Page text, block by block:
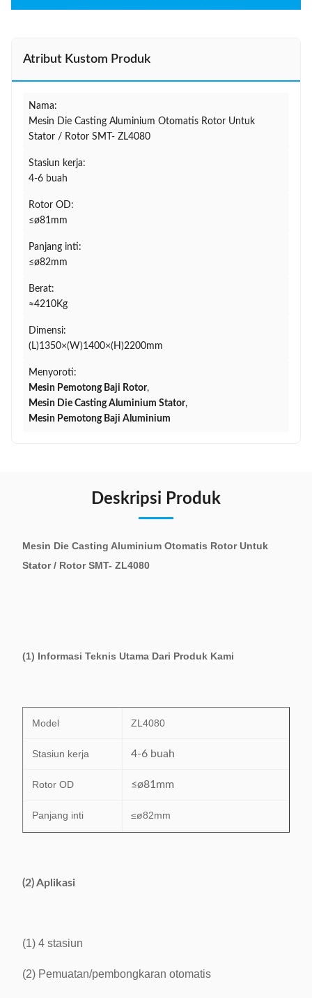
Atribut Kustom Produk
Nama:
Mesin Die Casting Aluminium Otomatis Rotor Untuk
Stator / Rotor SMT- ZL4080
Stasiun kerja:
4-6 buah
Rotor OD:
≤ø81mm
Panjang inti:
≤ø82mm
Berat:
≈4210Kg
Dimensi:
(L)1350×(W)1400×(H)2200mm
Menyoroti:
Mesin Pemotong Baji Rotor,
Mesin Die Casting Aluminium Stator,
Mesin Pemotong Baji Aluminium
Deskripsi Produk
Mesin Die Casting Aluminium Otomatis Rotor Untuk
Stator / Rotor SMT- ZL4080
(1) Informasi Teknis Utama Dari Produk Kami
Model ZL4080
Stasiun kerja 4-6 buah
Rotor OD ≤ø81mm
Panjang inti ≤ø82mm
listrik
Berat ≈4210Kg
(2) Aplikasi
(1) 4 stasiun
(2) Pemuatan/pembongkaran otomatis